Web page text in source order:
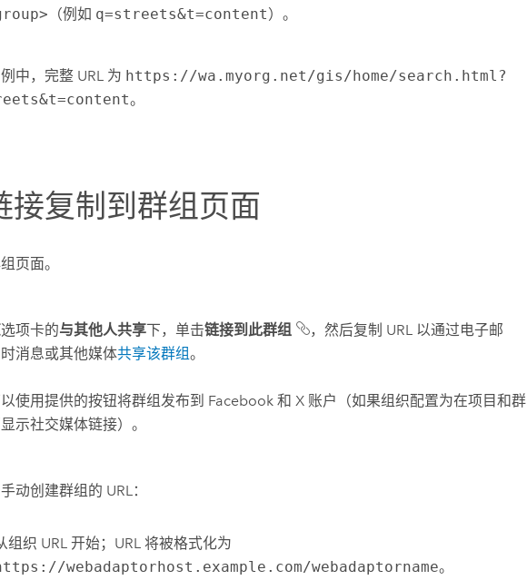
（例如 q=streets&t=content）。
中，完整 URL 为 https://wa.myorg.net/gis/home/search.html?
。
接复制到群组页面
页面。
选项卡的与其他人共享下，单击链接到此群组
，然后复制 URL 以通过电子邮
消息或其他媒体共享该群组。
使用提供的按钮将群组发布到 Facebook 和X 账户（如果组织配置为在项目和群
示社交媒体链接）。
动创建群组的 URL：
组织 URL 开始；URL 将被格式化为
webadaptorhost.example.com/webadaptorname。